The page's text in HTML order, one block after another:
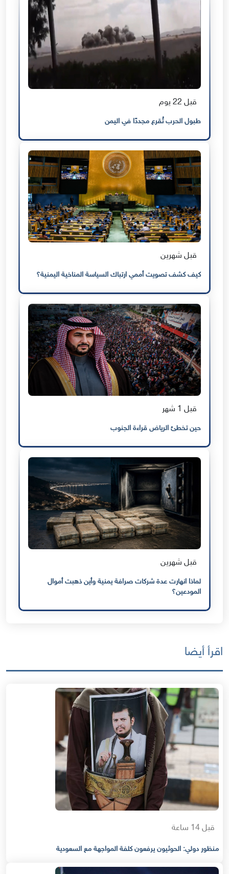
قبل 22 يوم
طبول الحرب تُقرع مجددًا في اليمن
قبل شهرين
كيف كشف تصويت أممي ارتباك السياسة المناخية اليمنية؟
قبل 1 شهر
حين تخطئ الرياض قراءة الجنوب
قبل شهرين
لماذا انهارت عدة شركات صرافة يمنية وأين ذهبت أموال
المودعين؟
اقرأ أيضا
قبل 14 ساعة
منظور دولي: الحوثيون يرفعون كلفة المواجهة مع السعودية